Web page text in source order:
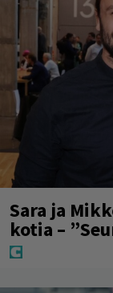
Sara ja
kotia –